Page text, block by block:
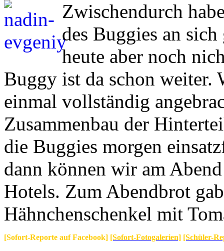
Zwischendurch
des Buggies an
heute aber noch
Buggy ist da schon weiter.
einmal vollständig
Zusammenbau der
die Buggies morgen
dann können wir am
Hotels. Zum Abendbrot
Hähnchenschenkel mit
[Sofort-Reporte auf Facebook] [Sofort-Fotogalerien] [Schüler-